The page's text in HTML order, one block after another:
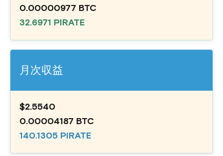
0.00000977 BTC
32.6971 PIRATE
月次収益
$2.5540
0.00004187 BTC
140.1305 PIRATE